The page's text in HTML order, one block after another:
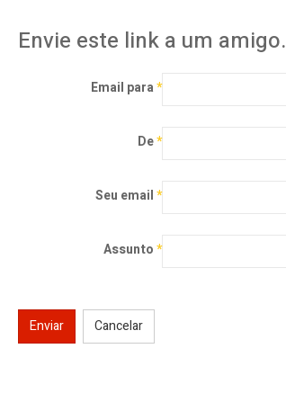
Envie este link a um amigo.
Email para*
De*
Seu email*
Assunto*
Enviar Cancelar